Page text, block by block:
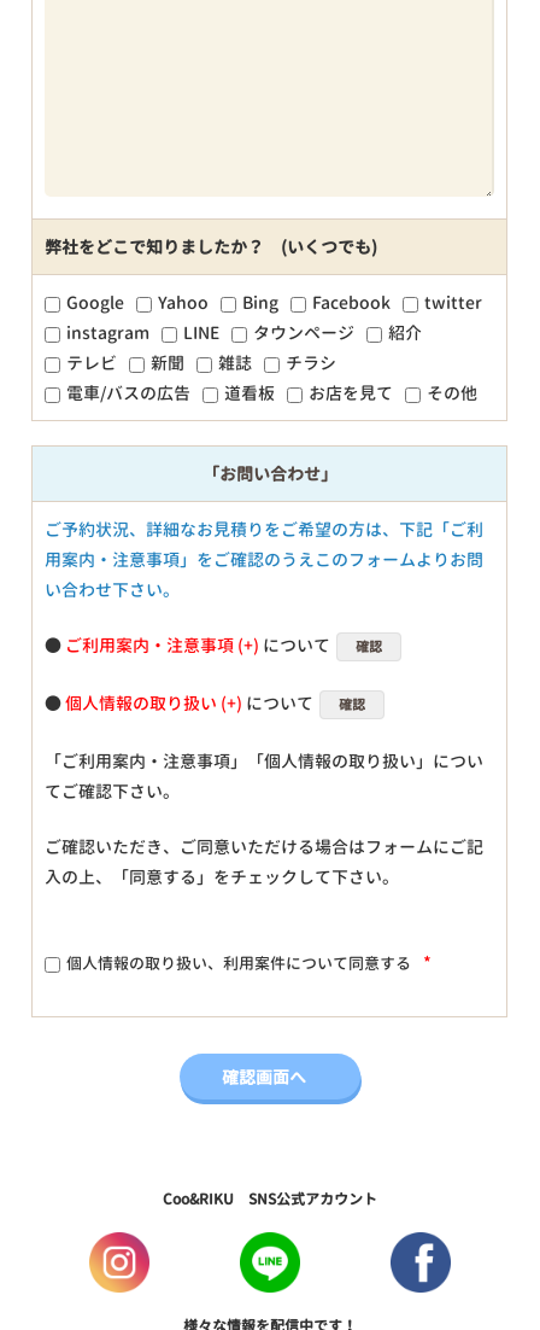
弊社をどこで知りましたか？ (いくつでも)
Google Yahoo Bing Facebook
twitter
instagram
LINE タウンページ
紹介
テレビ
新聞 雑誌
チラシ
電車/バスの広告
道看板 お店を見て その他
「お問い合わせ」
ご予約状況、詳細なお見積りをご希望の方は、下記「ご利
用案内・注意事項」をご確認のうえこのフォームよりお問
い合わせ下さい。
● ご利用案内・注意事項 について 確認
●個人情報の取り扱い について 確認
「ご利用案内・注意事項」「個人情報の取り扱い」につい
てご確認下さい。
ご確認いただき、ご同意いただける場合はフォームにご記
入の上、「同意する」をチェックして下さい。
個人情報の取り扱い、利用案件について同意する *
Coo&RIKU SNS公式アカウント
様々な情報を配信中です！